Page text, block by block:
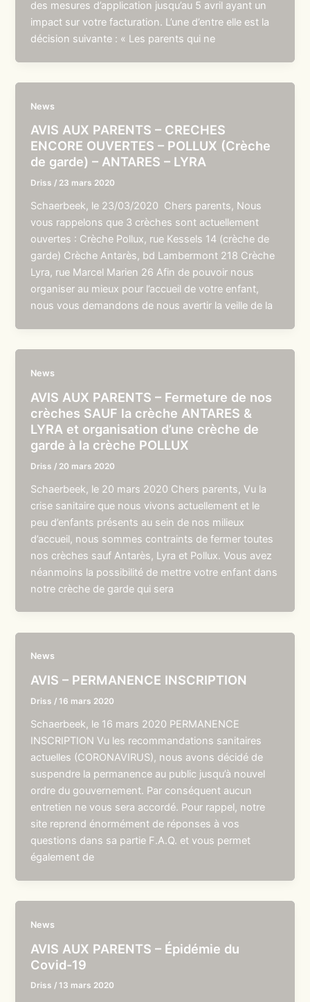
des mesures d’application jusqu’au 5 avril ayant un
impact sur votre facturation. L’une d’entre elle est la
décision suivante : « Les parents qui ne
News
AVIS AUX PARENTS – CRECHES
ENCORE OUVERTES – POLLUX (Crèche
de garde) – ANTARES – LYRA
Driss / 23 mars 2020
Schaerbeek, le 23/03/2020 Chers parents, Nous
vous rappelons que 3 crèches sont actuellement
ouvertes : Crèche Pollux, rue Kessels 14 (crèche de
garde) Crèche Antarès, bd Lambermont 218 Crèche
Lyra, rue Marcel Marien 26 Afin de pouvoir nous
organiser au mieux pour l’accueil de votre enfant,
nous vous demandons de nous avertir la veille de la
News
AVIS AUX PARENTS – Fermeture de nos
crèches SAUF la crèche ANTARES &
LYRA et organisation d’une crèche de
garde à la crèche POLLUX
Driss / 20 mars 2020
Schaerbeek, le 20 mars 2020 Chers parents, Vu la
crise sanitaire que nous vivons actuellement et le
peu d’enfants présents au sein de nos milieux
d’accueil, nous sommes contraints de fermer toutes
nos crèches sauf Antarès, Lyra et Pollux. Vous avez
néanmoins la possibilité de mettre votre enfant dans
notre crèche de garde qui sera
News
AVIS – PERMANENCE INSCRIPTION
Driss /16 mars 2020
Schaerbeek, le 16 mars 2020 PERMANENCE
INSCRIPTION Vu les recommandations sanitaires
actuelles (CORONAVIRUS), nous avons décidé de
suspendre la permanence au public jusqu’à nouvel
ordre du gouvernement. Par conséquent aucun
entretien ne vous sera accordé. Pour rappel, notre
site reprend énormément de réponses à vos
questions dans sa partie F.A.Q. et vous permet
également de
News
AVIS AUX PARENTS – Épidémie du
Covid-19
Driss /13 mars 2020